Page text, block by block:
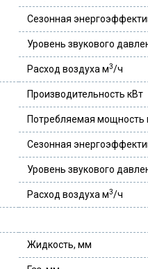
Сезонная
Уровень звукового
Расход воздуха м3/ч
Производительность кВт
Потребляемая мощность
Сезонная
Уровень звукового
Расход воздуха м3/ч
Жидкость, мм